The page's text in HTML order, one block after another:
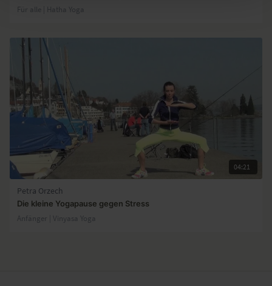
Für alle | Hatha Yoga
04:21
Petra Orzech
Die kleine Yogapause gegen Stress
Anfänger | Vinyasa Yoga